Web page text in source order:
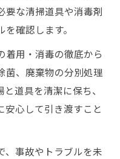
要な清掃道具や消毒剤
確認します。
着用・消毒の徹底から
菌、廃棄物の分別処理
道具を清潔に保ち、
安心して引き渡すこと
、事故やトラブルを未